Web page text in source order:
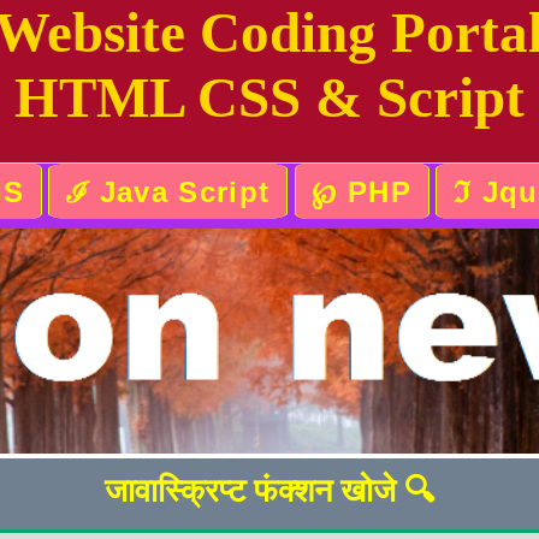
Coding
HTML CSS & Script
ℐ Java Script ℘ PHP ℑ
जावास्क्रिप्ट फंक्शन खोजे 🔍